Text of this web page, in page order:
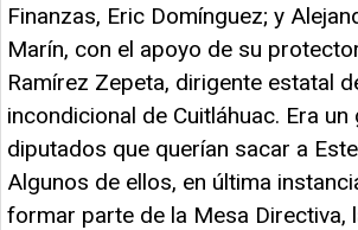
Finanzas, Eric Domínguez; y
Marín, con el apoyo de su
Ramírez Zepeta, dirigente estatal
incondicional de Cuitláhuac. Era
diputados que querían sacar a
Algunos de ellos, en última
formar parte de la Mesa Directiva,